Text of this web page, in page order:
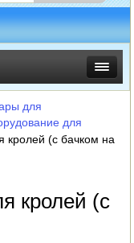
для
для
кролей (с бачком на
кролей (с